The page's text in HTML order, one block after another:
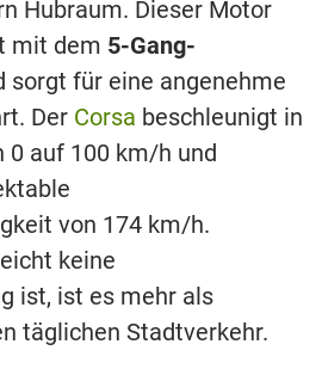
Hubraum. Dieser Motor
mit dem 5-Gang-
sorgt für eine angenehme
Der Corsa beschleunigt in
0 auf 100 km/h und
von 174 km/h.
keine
ist, ist es mehr als
täglichen Stadtverkehr.